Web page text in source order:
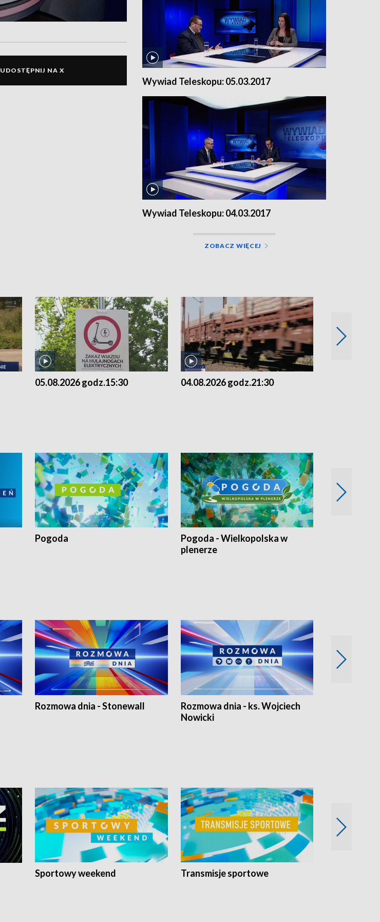
UDOSTĘPNIJ NA X
Wywiad Teleskopu: 05.03.2017
Wywiad Teleskopu: 04.03.2017
ZOBACZ WIĘCEJ
05.08.2026 godz.15:30 04.08.2026 godz.21:30
Pogoda
Pogoda - Wielkopolska w
plenerze
Rozmowa dnia - Stonewall
Rozmowa dnia - ks. Wojciech
Nowicki
Sportowy weekend Transmisje sportowe